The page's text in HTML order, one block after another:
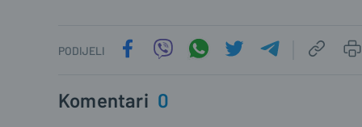
PODIJELI
Komentari 0